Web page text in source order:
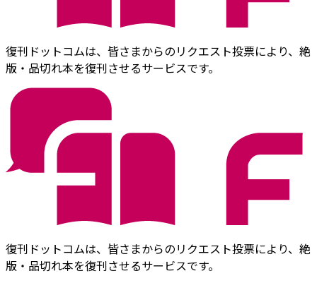
復刊ドットコムは、皆さまからのリクエスト投票により、絶
版・品切れ本を復刊させるサービスです。
復刊ドットコムは、皆さまからのリクエスト投票により、絶
版・品切れ本を復刊させるサービスです。